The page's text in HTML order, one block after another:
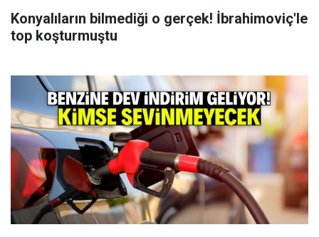
Konyalıların bilmediği o gerçek! İbrahimoviç'le
top koşturmuştu